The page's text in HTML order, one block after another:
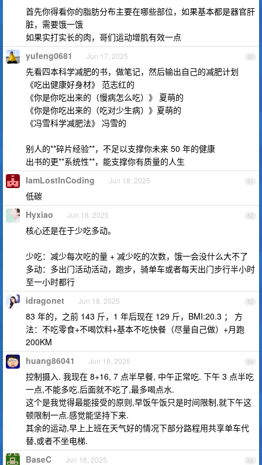
首先你得看你的脂肪分布主要在哪些部位，如果基本都是器官肝
脏，需要饿一饿
如果实打实长的肉，哥们运动增肌有效一点
50
yufeng0681 Jun 17, 2025
先看四本科学减肥的书，做笔记，然后输出自己的减肥计划
《吃出健康好身材》 范志红的
《你是你吃出来的（慢病怎么吃）》 夏萌的
《你是你吃出来的（吃对少生病）》夏萌的
《冯雪科学减肥法》 冯雪的
别人的**碎片经验**，不足以支撑你未来 50 年的健康
出书的更**系统性**，能支撑你有质量的人生
51
IamLostInCoding Jun 18, 2025
低碳
52
Hyxiao Jun 18, 2025
核心还是在于少吃多动。
少吃：减少每次吃的量 + 减少吃的次数，饿一会没什么大不了
多动：多出门活动活动，跑步，骑单车或者每天出门步行半小时
至一小时都行
53
idragonet Jun 18, 2025
83 年的，之前 143 斤，1 年后现在 129 斤，BMI:20.3 ； 方
法：不吃零食+不喝饮料+基本不吃快餐（尽量自己做）+月跑
200KM
54
huang86041 Jun 18, 2025
控制摄入. 我现在 8+16, 7 点半早餐, 中午正常吃. 下午 3 点半吃
一点,不能多吃.后面就不吃了,最多喝点水.
这个是我觉得最能接受的原则,早饭午饭只是时间限制,就下午这
顿限制一点.感觉能坚持下来.
其余的运动,早上上班在天气好的情况下部分路程用共享单车代
替,或者不坐电梯.
55
BaseC Jun 18, 2025